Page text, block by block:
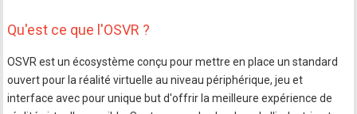
Qu'est ce que l'OSVR ?
OSVR est un écosystème conçu pour mettre en place un standard
ouvert pour la réalité virtuelle au niveau périphérique, jeu et
interface avec pour unique but d'offrir la meilleure expérience de